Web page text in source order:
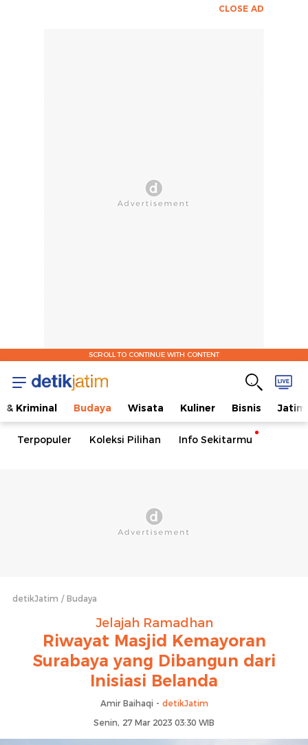
CLOSE AD
SCROLL TO CONTINUE WITH CONTENT
& Kriminal Budaya Wisata Kuliner Bisnis Jatim
Terpopuler Koleksi Pilihan Info Sekitarmu
detikJatim Budaya
Jelajah Ramadhan
Riwayat Masjid Kemayoran
Surabaya yang Dibangun dari
Inisiasi Belanda
Amir Baihaqi - detikJatim
Senin, 27 Mar 2023 03:30 WIB